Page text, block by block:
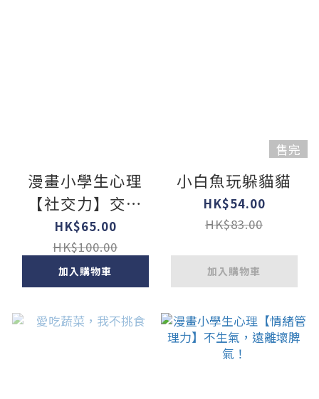
漫畫小學生心理
【社交力】交朋
友，勇敢表達！
HK$65.00
HK$100.00
加入購物車
售完
小白魚玩躲貓貓
HK$54.00
HK$83.00
加入購物車